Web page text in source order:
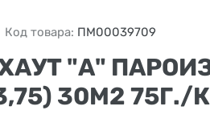
Код товара: ПМ00039709
"А"
30М2 75Г./